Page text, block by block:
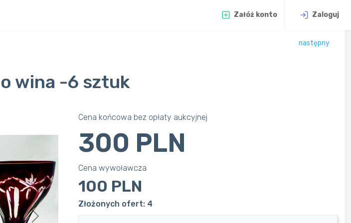
Załóż konto Zaloguj
następny
wina -6 sztuk
Next
Cena końcowa bez opłaty aukcyjnej
300 PLN
Cena wywoławcza
100 PLN
Złożonych ofert: 4